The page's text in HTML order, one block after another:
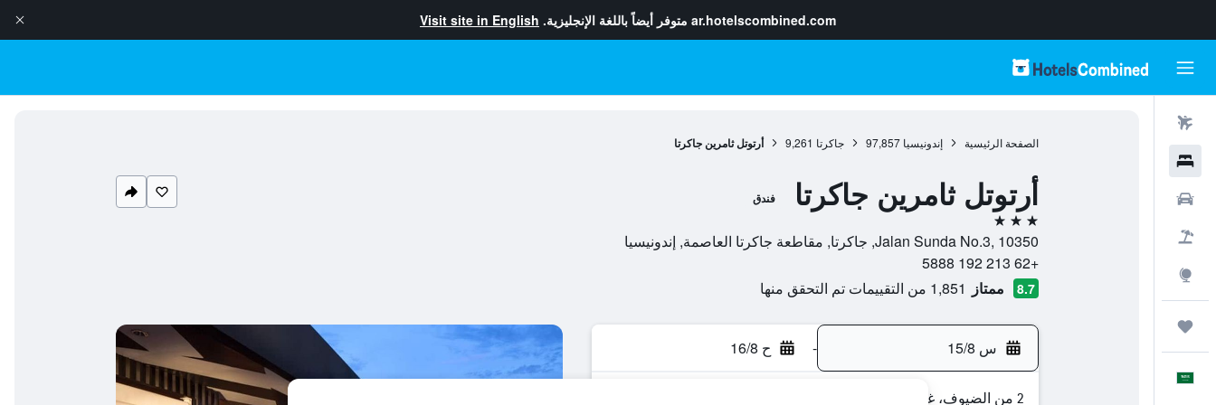
ar.hotelscombined.com متوفر أيضاً باللغة الإنجليزية. Visit site in English
الصفحة الرئيسية إندونيسيا 97,857 جاكرتا 9,261 أرتوتل ثامرين جاكرتا
أرتوتل ثامرين جاكرتا فندق
3 نجوم
Jalan Sunda No.3, 10350, جاكرتا, مقاطعة جاكرتا العاصمة, إندونيسيا
+62 213 192 5888
8.7 ممتاز 1,851 من التقييمات تم التحقق منها
س 15/8 - ح 16/8
2 من الضيوف، غرفة واحدة